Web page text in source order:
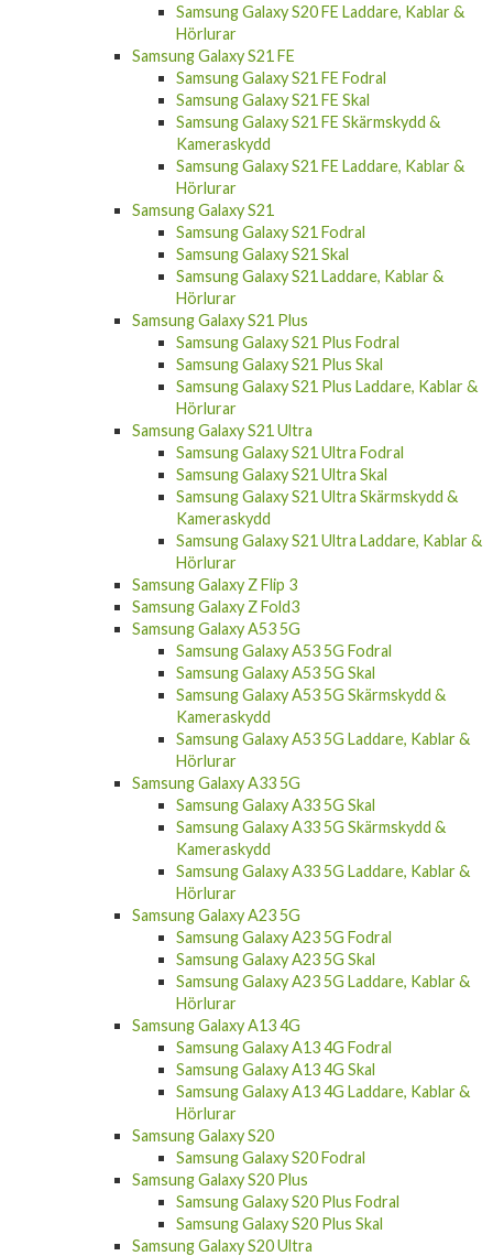
Samsung Galaxy S20 FE Laddare, Kablar &
Hörlurar
Samsung Galaxy S21 FE
Samsung Galaxy S21 FE Fodral
Samsung Galaxy S21 FE Skal
Samsung Galaxy S21 FE Skärmskydd &
Kameraskydd
Samsung Galaxy S21 FE Laddare, Kablar &
Hörlurar
Samsung Galaxy S21
Samsung Galaxy S21 Fodral
Samsung Galaxy S21 Skal
Samsung Galaxy S21 Laddare, Kablar &
Hörlurar
Samsung Galaxy S21 Plus
Samsung Galaxy S21 Plus Fodral
Samsung Galaxy S21 Plus Skal
Samsung Galaxy S21 Plus Laddare, Kablar &
Hörlurar
Samsung Galaxy S21 Ultra
Samsung Galaxy S21 Ultra Fodral
Samsung Galaxy S21 Ultra Skal
Samsung Galaxy S21 Ultra Skärmskydd &
Kameraskydd
Samsung Galaxy S21 Ultra Laddare, Kablar &
Hörlurar
Samsung Galaxy Z Flip 3
Samsung Galaxy Z Fold3
Samsung Galaxy A53 5G
Samsung Galaxy A53 5G Fodral
Samsung Galaxy A53 5G Skal
Samsung Galaxy A53 5G Skärmskydd &
Kameraskydd
Samsung Galaxy A53 5G Laddare, Kablar &
Hörlurar
Samsung Galaxy A33 5G
Samsung Galaxy A33 5G Skal
Samsung Galaxy A33 5G Skärmskydd &
Kameraskydd
Samsung Galaxy A33 5G Laddare, Kablar &
Hörlurar
Samsung Galaxy A23 5G
Samsung Galaxy A23 5G Fodral
Samsung Galaxy A23 5G Skal
Samsung Galaxy A23 5G Laddare, Kablar &
Hörlurar
Samsung Galaxy A13 4G
Samsung Galaxy A13 4G Fodral
Samsung Galaxy A13 4G Skal
Samsung Galaxy A13 4G Laddare, Kablar &
Hörlurar
Samsung Galaxy S20
Samsung Galaxy S20 Fodral
Samsung Galaxy S20 Plus
Samsung Galaxy S20 Plus Fodral
Samsung Galaxy S20 Plus Skal
Samsung Galaxy S20 Ultra